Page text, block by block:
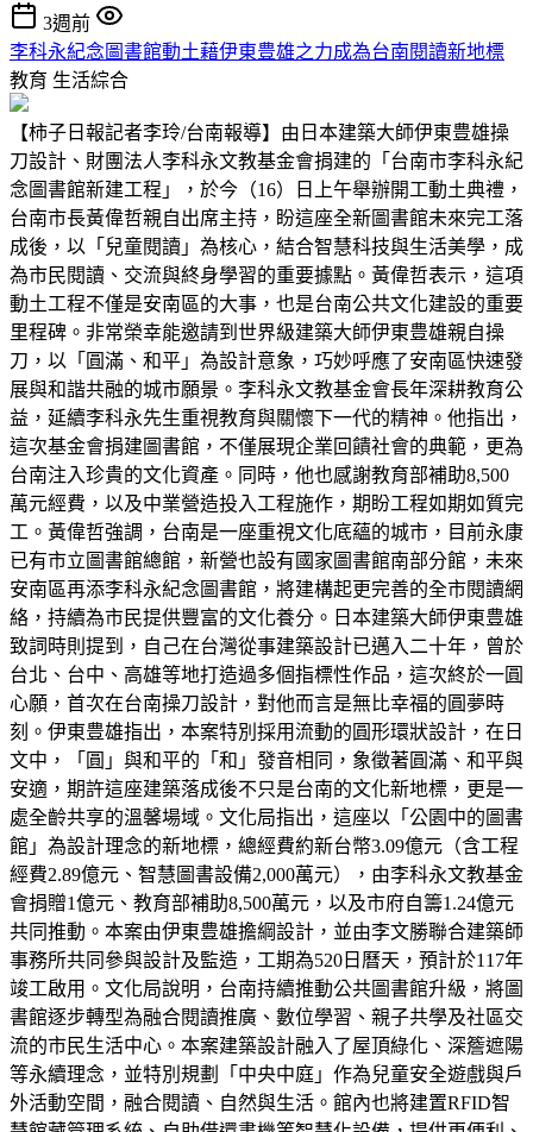
3週前
李科永紀念圖書館動土藉伊東豊雄之力成為台南閱讀新地標
教育 生活綜合
【柿子日報記者李玲/台南報導】由日本建築大師伊東豊雄操
刀設計、財團法人李科永文教基金會捐建的「台南市李科永紀
念圖書館新建工程」，於今（16）日上午舉辦開工動土典禮，
台南市長黃偉哲親自出席主持，盼這座全新圖書館未來完工落
成後，以「兒童閱讀」為核心，結合智慧科技與生活美學，成
為市民閱讀、交流與終身學習的重要據點。黃偉哲表示，這項
動土工程不僅是安南區的大事，也是台南公共文化建設的重要
里程碑。非常榮幸能邀請到世界級建築大師伊東豊雄親自操
刀，以「圓滿、和平」為設計意象，巧妙呼應了安南區快速發
展與和諧共融的城市願景。李科永文教基金會長年深耕教育公
益，延續李科永先生重視教育與關懷下一代的精神。他指出，
這次基金會捐建圖書館，不僅展現企業回饋社會的典範，更為
台南注入珍貴的文化資產。同時，他也感謝教育部補助8,500
萬元經費，以及中業營造投入工程施作，期盼工程如期如質完
工。黃偉哲強調，台南是一座重視文化底蘊的城市，目前永康
已有市立圖書館總館，新營也設有國家圖書館南部分館，未來
安南區再添李科永紀念圖書館，將建構起更完善的全市閱讀網
絡，持續為市民提供豐富的文化養分。日本建築大師伊東豊雄
致詞時則提到，自己在台灣從事建築設計已邁入二十年，曾於
台北、台中、高雄等地打造過多個指標性作品，這次終於一圓
心願，首次在台南操刀設計，對他而言是無比幸福的圓夢時
刻。伊東豊雄指出，本案特別採用流動的圓形環狀設計，在日
文中，「圓」與和平的「和」發音相同，象徵著圓滿、和平與
安適，期許這座建築落成後不只是台南的文化新地標，更是一
處全齡共享的溫馨場域。文化局指出，這座以「公園中的圖書
館」為設計理念的新地標，總經費約新台幣3.09億元（含工程
經費2.89億元、智慧圖書設備2,000萬元），由李科永文教基金
會捐贈1億元、教育部補助8,500萬元，以及市府自籌1.24億元
共同推動。本案由伊東豊雄擔綱設計，並由李文勝聯合建築師
事務所共同參與設計及監造，工期為520日曆天，預計於117年
竣工啟用。文化局說明，台南持續推動公共圖書館升級，將圖
書館逐步轉型為融合閱讀推廣、數位學習、親子共學及社區交
流的市民生活中心。本案建築設計融入了屋頂綠化、深簷遮陽
等永續理念，並特別規劃「中央中庭」作為兒童安全遊戲與戶
外活動空間，融合閱讀、自然與生活。館內也將建置RFID智